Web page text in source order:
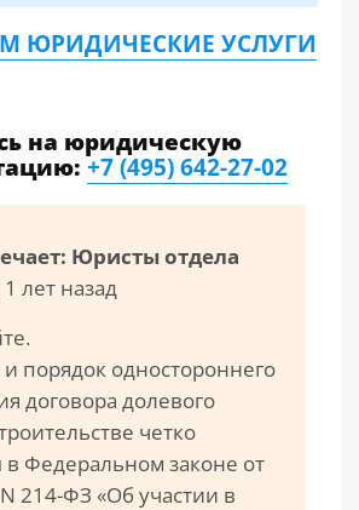
ЮРИДИЧЕСКИЕ УСЛУГИ
на юридическую
+7 (495) 642-27-02
Юристы отдела
лет назад
порядок одностороннего
договора долевого
четко
Федеральном законе от
214-ФЗ «Об участии в